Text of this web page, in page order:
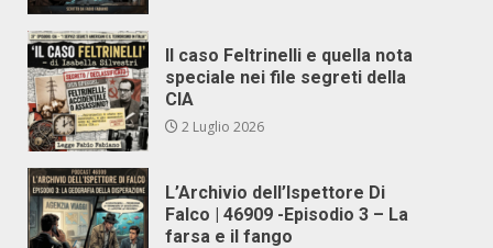
Il caso Feltrinelli e quella nota
speciale nei file segreti della
CIA
2 Luglio 2026
L’Archivio dell’Ispettore Di
Falco | 46909 -Episodio 3 – La
farsa e il fango